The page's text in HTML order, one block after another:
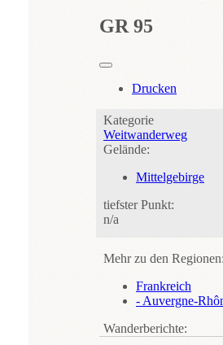
GR 95
Drucken
Kategorie
Weitwanderweg
Gelände:
Mittelgebirge
tiefster Punkt:
n/a
Mehr zu den Regionen:
Frankreich
- Auvergne-
Wanderberichte: